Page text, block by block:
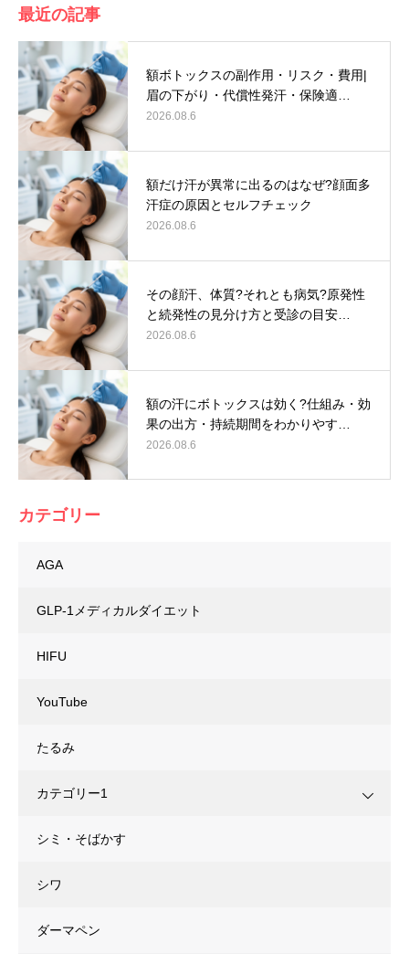
最近の記事
額ボトックスの副作用・リスク・費用|
眉の下がり・代償性発汗・保険適…
2026.08.6
額だけ汗が異常に出るのはなぜ?顔面多
汗症の原因とセルフチェック
2026.08.6
その顔汗、体質?それとも病気?原発性
と続発性の見分け方と受診の目安…
2026.08.6
額の汗にボトックスは効く?仕組み・効
果の出方・持続期間をわかりやす…
2026.08.6
カテゴリー
AGA
GLP-1メディカルダイエット
HIFU
YouTube
たるみ
カテゴリー1
シミ・そばかす
シワ
ダーマペン